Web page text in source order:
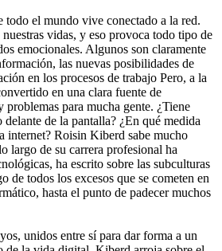
todo el mundo vive conectado a la red.
vidas, y eso provoca todo tipo de
emocionales. Algunos son claramente
las nuevas posibilidades de
en los procesos de trabajo Pero, a la
en una clara fuente de
problemas para mucha gente. ¿Tiene
de la pantalla? ¿En qué medida
internet? Roisin Kiberd sabe mucho
largo de su carrera profesional ha
ha escrito sobre las subculturas
de todos los excesos que se cometen en
hasta el punto de padecer muchos
unidos entre sí para dar forma a un